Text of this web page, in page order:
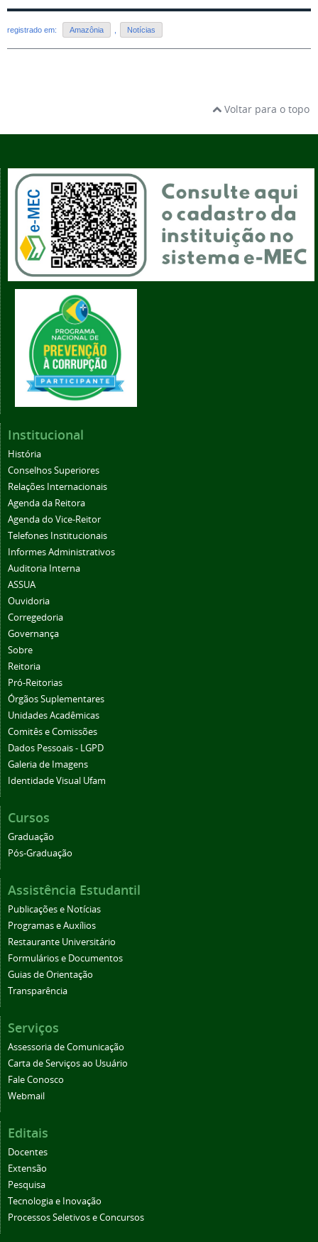
registrado em: Amazônia Notícias
Voltar para o topo
Institucional
História
Conselhos Superiores
Relações Internacionais
Agenda da Reitora
Agenda do Vice-Reitor
Telefones Institucionais
Informes Administrativos
Auditoria Interna
ASSUA
Ouvidoria
Corregedoria
Governança
Sobre
Reitoria
Pró-Reitorias
Órgãos Suplementares
Unidades Acadêmicas
Comitês e Comissões
Dados Pessoais - LGPD
Galeria de Imagens
Identidade Visual Ufam
Cursos
Graduação
Pós-Graduação
Assistência Estudantil
Publicações e Notícias
Programas e Auxílios
Restaurante Universitário
Formulários e Documentos
Guias de Orientação
Transparência
Serviços
Assessoria de Comunicação
Carta de Serviços ao Usuário
Fale Conosco
Webmail
Editais
Docentes
Extensão
Pesquisa
Tecnologia e Inovação
Processos Seletivos e Concursos